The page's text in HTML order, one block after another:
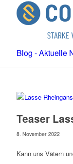
Blog - Aktuelle
Teaser
8. November 2022
Kann uns Vätern